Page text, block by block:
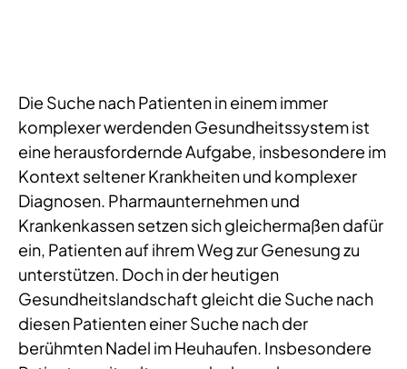
Die Suche nach Patienten in einem immer
komplexer werdenden Gesundheitssystem ist
eine herausfordernde Aufgabe, insbesondere im
Kontext seltener Krankheiten und komplexer
Diagnosen. Pharmaunternehmen und
Krankenkassen setzen sich gleichermaßen dafür
ein, Patienten auf ihrem Weg zur Genesung zu
unterstützen. Doch in der heutigen
Gesundheitslandschaft gleicht die Suche nach
diesen Patienten einer Suche nach der
berühmten Nadel im Heuhaufen. Insbesondere